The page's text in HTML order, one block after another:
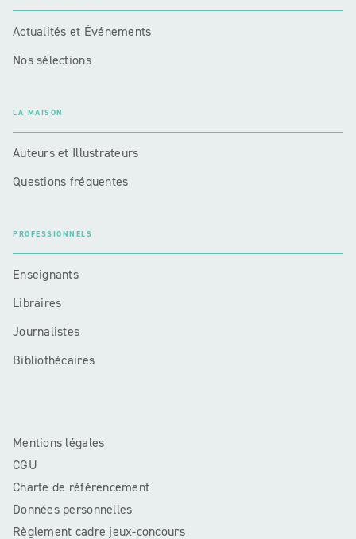
Actualités et Événements
Nos sélections
LA MAISON
Auteurs et Illustrateurs
Questions fréquentes
PROFESSIONNELS
Enseignants
Libraires
Journalistes
Bibliothécaires
Mentions légales
CGU
Charte de référencement
Données personnelles
Règlement cadre jeux-concours